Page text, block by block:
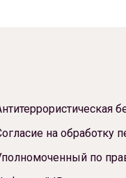
на обработку
по